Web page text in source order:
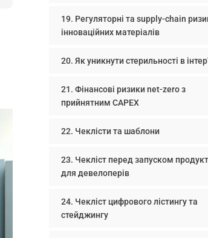
Регуляторні та supply-chain
інноваційних матеріалів
Як уникнути стерильності в
Фінансові ризики net-zero з
прийнятним CAPEX
Чеклісти та шаблони
Чекліст перед запуском
для девелоперів
Чекліст цифрового лістингу та
стейджингу